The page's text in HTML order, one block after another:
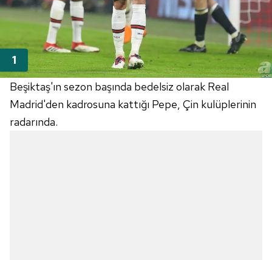
Beşiktaş'ın sezon başında bedelsiz olarak Real
Madrid'den kadrosuna kattığı Pepe, Çin kulüplerinin
radarında.